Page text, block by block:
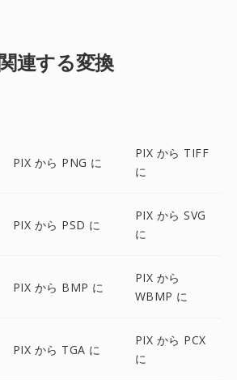
連する変換
PIX から PNG に
PIX から TIFF
に
PIX から PSD に
PIX から SVG
に
PIX から BMP に
PIX から
WBMP に
PIX から TGA に
PIX から PCX
に